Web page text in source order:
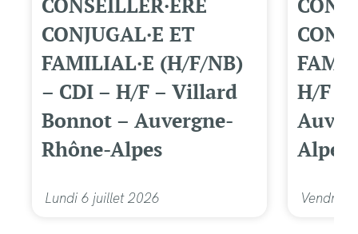
CONSEILLER·ÈRE
CONJUGAL·E ET
FAMILIAL·E (H/F/NB)
– CDI – H/F – Villard
Bonnot – Auvergne-
Rhône-Alpes
Lundi 6 juillet 2026
H/F –
Alpes